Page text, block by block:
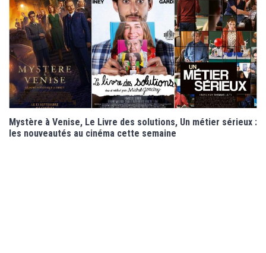
Mystère à Venise, Le Livre des solutions, Un métier sérieux :
les nouveautés au cinéma cette semaine